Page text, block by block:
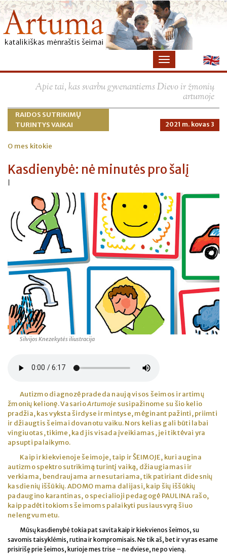
Apie tai, kas svarbu gyvenantiems Dievo ir žmonių
artumoje
RAIDOS SUTRIKIMŲ
TURINTYS VAIKAI
2021 m. kovas 3
O mes kitokie
Kasdienybė: nė minutės pro šalį
Silvijos Knezekytės iliustracija
Autizmo diagnozė pradeda naują visos šeimos ir artimų
žmonių kelionę. VasarioArtumoje susipažinome su šio kelio
pradžia, kas vyksta širdyse ir mintyse, mėginant pažinti, priimti
ir džiaugtis šeimai dovanotu vaiku. Nors kelias gali būti labai
vingiuotas, tikime, kad jis visada įveikiamas, jei tik tėvai yra
apsupti palaikymo.
Kaip ir kiekvienoje šeimoje, taip ir ŠEIMOJE, kuri augina
autizmo spektro sutrikimą turintį vaiką, džiaugiamasi ir
verkiama, bendraujama ar nesutariama, tik patiriant didesnių
kasdienių iššūkių. ADOMO mama dalijasi, kaip šių iššūkių
padaugino karantinas, o specialioji pedagogė PAULINA rašo,
kaip padėti tokioms šeimoms palaikyti pusiausvyrą šiuo
nelengvu metu.
Mūsų kasdienybė tokia pat savita kaip ir kiekvienos šeimos, su
savomis taisyklėmis, rutina ir kompromisais. Ne tik aš, bet ir vyras esame
prisirišę prie šeimos, kurioje mes trise – ne dviese, ne po vieną.
×